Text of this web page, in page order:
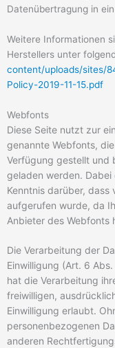
Datenübertragung in
Weitere Informationen
Herstellers unter
content/uploads/sites/
Policy-2019-11-15.pdf
Webfonts
Diese Seite nutzt zur
genannte Webfonts,
Verfügung gestellt und
geladen werden.
Kenntnis darüber, dass
aufgerufen wurde, da
Anbieter des Webfonts
Die Verarbeitung der
Einwilligung (Art. 6
hat die Verarbeitung
freiwilligen,
Einwilligung erlaubt.
personenbezogenen
anderen